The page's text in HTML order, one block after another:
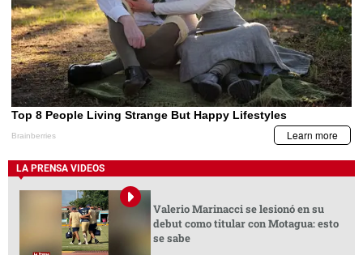
LA PRENSA VIDEOS
Valerio Marinacci se lesionó en su
debut como titular con Motagua: esto
se sabe